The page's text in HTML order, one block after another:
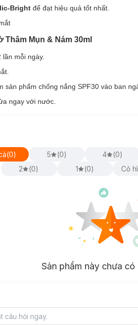
Melasyl 8%
ngăn chặn hắc sắc tố dư thừa trước
Resorcinol 0.5%, Niacinamide 4%,
cảm giác bết dính, dịu nhẹ và không gây
Bright để đạt hiệu quả tốt nhất.
Mụn & Nám 30ml
mỗi ngày.
phẩm chống nắng SPF30 vào ban
ngay với nước.
(0) 5 (0) 4 (0)
2
(0) 1 (0) Có
Sản phẩm này chưa có